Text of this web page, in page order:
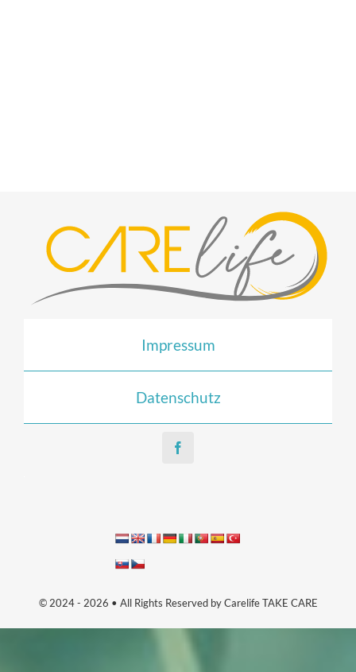
Impressum
Datenschutz
© 2024 - 2026 • All Rights Reserved by Carelife TAKE CARE